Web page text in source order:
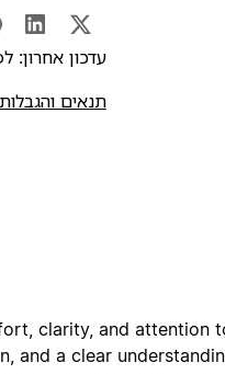
עדכון אחרון: לפני 56
תנאים והגבלות
clarity, and attention
and a clear